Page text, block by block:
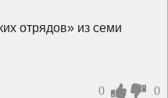
отрядов» из семи
0 0